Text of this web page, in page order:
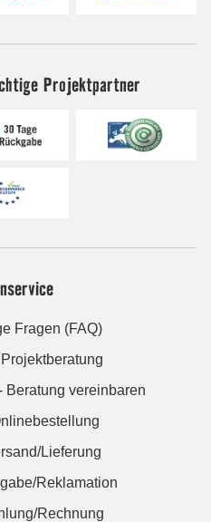
Projektpartner
Fragen (FAQ)
Beratung vereinbaren
Lieferung
Reklamation
Rechnung